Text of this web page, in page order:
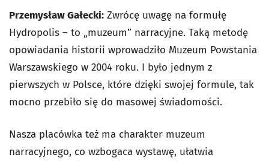
Przemysław Gałecki: Zwrócę uwagę na formułę
Hydropolis – to „muzeum” narracyjne. Taką metodę
opowiadania historii wprowadziło Muzeum Powstania
Warszawskiego w 2004 roku. I było jednym z
pierwszych w Polsce, które dzięki swojej formule, tak
mocno przebiło się do masowej świadomości.
Nasza placówka też ma charakter muzeum
narracyjnego, co wzbogaca wystawę, ułatwia